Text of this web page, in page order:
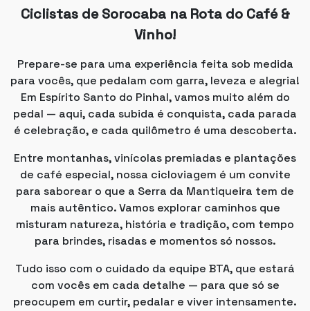
Ciclistas de Sorocaba na Rota do Café &
Vinho!
Prepare-se para uma experiência feita sob medida
para vocês, que pedalam com garra, leveza e alegria!
Em Espírito Santo do Pinhal, vamos muito além do
pedal — aqui, cada subida é conquista, cada parada
é celebração, e cada quilômetro é uma descoberta.
Entre montanhas, vinícolas premiadas e plantações
de café especial, nossa cicloviagem é um convite
para saborear o que a Serra da Mantiqueira tem de
mais autêntico. Vamos explorar caminhos que
misturam natureza, história e tradição, com tempo
para brindes, risadas e momentos só nossos.
Tudo isso com o cuidado da equipe BTA, que estará
com vocês em cada detalhe — para que só se
preocupem em curtir, pedalar e viver intensamente.